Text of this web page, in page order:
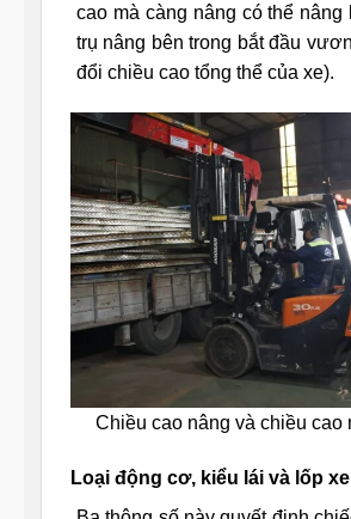
cao mà càng nâng có thể
trụ nâng bên trong bắt đầu
đổi chiều cao tổng thể của xe).
Chiều cao nâng và chiều cao
Loại động cơ, kiểu lái và lốp xe